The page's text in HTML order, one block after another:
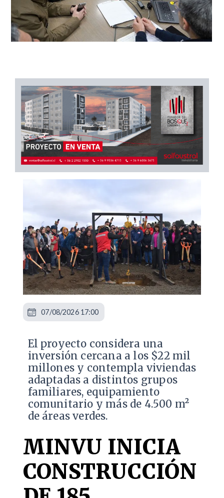
El proyecto considera una
inversión cercana a los $22 mil
millones y contempla viviendas
adaptadas a distintos grupos
familiares, equipamiento
comunitario y más de 4.500 m²
de áreas verdes.
MINVU INICIA
CONSTRUCCIÓN
07/08/2026 17:00